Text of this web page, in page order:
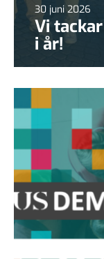
30 juni 2026
Vi
i år!